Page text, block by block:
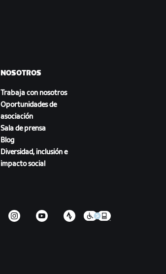
NOSOTROS
Trabaja con nosotros
Oportunidades de
asociación
Sala de prensa
Blog
Diversidad, inclusión e
impacto social